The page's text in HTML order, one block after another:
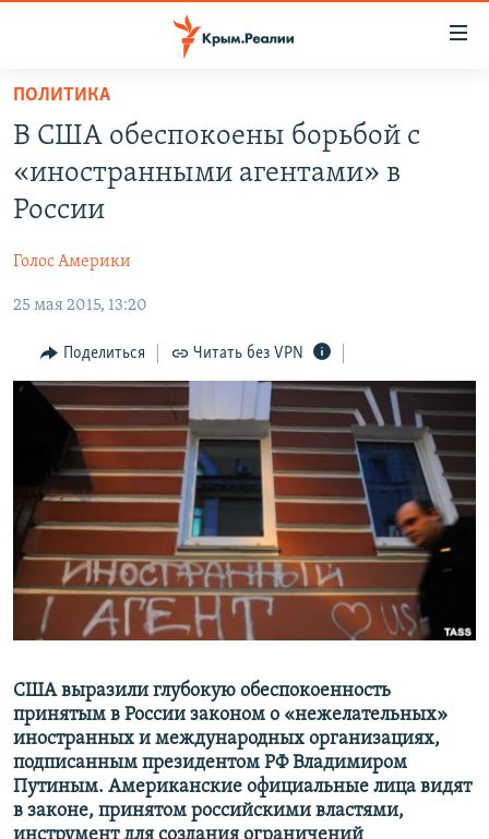
Вернуться
основному
содержанию
Вернутся
главной
навигации
Вернутся
поиску
11 ЛЕТ ОККУПАЦИИ КРЫМА. 11 ИСТОРИЙ СОПРОТИВЛЕНИЯ
ВОДА
ЕЩЕ
ИНТЕРАКТИВ
ИНФОГРАФИКА
ТЕЛЕПРОЕКТ КРЫМ.РЕАЛИИ
СОВЕТЫ ПРАВОЗАЩИТНИКОВ
ПРОПАВШИЕ БЕЗ ВЕСТИ
ПОБЕДИТЕЛЕЙ НЕ СУДЯТ?
КРЫМ.НЕПОКОРЕННЫЙ
ELIFBE
УКРАИНСКАЯ ПРОБЛЕМА КРЫМА
РАДІО СВОБОДА
КАК ОБОЙТИ БЛОКИРОВКУ
Українською
Qırımtatar
ПРИСОЕДИНЯЙТЕСЬ!
ПОЛИТИКА
В США обеспокоены борьбой с
«иностранными агентами» в
России
Голос Америки
25 мая 2015, 13:20
Поделиться Читать без VPN
США выразили глубокую обеспокоенность
принятым в России законом о «нежелательных»
иностранных и международных организациях,
подписанным президентом РФ Владимиром
Путиным. Американские официальные лица видят
в законе, принятом российскими властями,